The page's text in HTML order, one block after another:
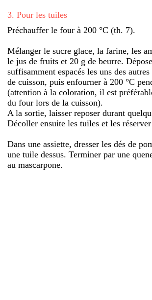
3. Pour les tuiles
Préchauffer le four à 200 °C (th. 7).
Mélanger le sucre glace, la farine, les
le jus de fruits et 20 g de beurre.
suffisamment espacés les uns des
de cuisson, puis enfourner à 200 °C
(attention à la coloration, il est
du four lors de la cuisson).
A la sortie, laisser reposer durant
Décoller ensuite les tuiles et les
Dans une assiette, dresser les dés de
une tuile dessus. Terminer par une
au mascarpone.